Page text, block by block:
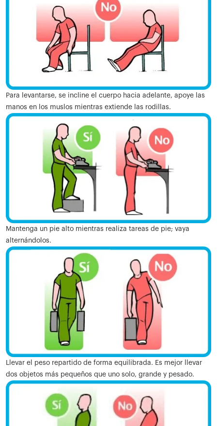
Para levantarse, se incline el cuerpo hacia adelante, apoye las
manos en los muslos mientras extiende las rodillas.
Mantenga un pie alto mientras realiza tareas de pie; vaya
alternándolos.
Llevar el peso repartido de forma equilibrada. Es mejor llevar
dos objetos más pequeños que uno solo, grande y pesado.